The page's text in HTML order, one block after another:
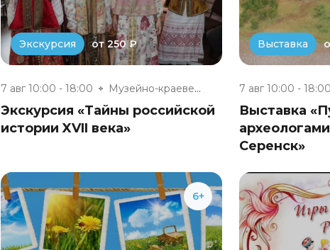
Экскурсия от 250 ₽
7 авг 10:00 - 18:00 Музейно-краеведческий комплекс...
Экскурсия «Тайны российской
истории XVII века»
Выставка
7 авг 10:00 - 18:00
Выставка
Серенск»
6+